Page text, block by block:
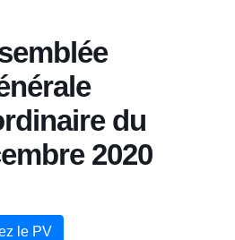
du
2020
le PV